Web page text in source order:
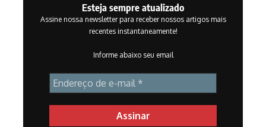
Esteja sempre atualizado
Assine nossa newsletter para receber nossos artigos mais
recentes instantaneamente!
Informe abaixo seu email